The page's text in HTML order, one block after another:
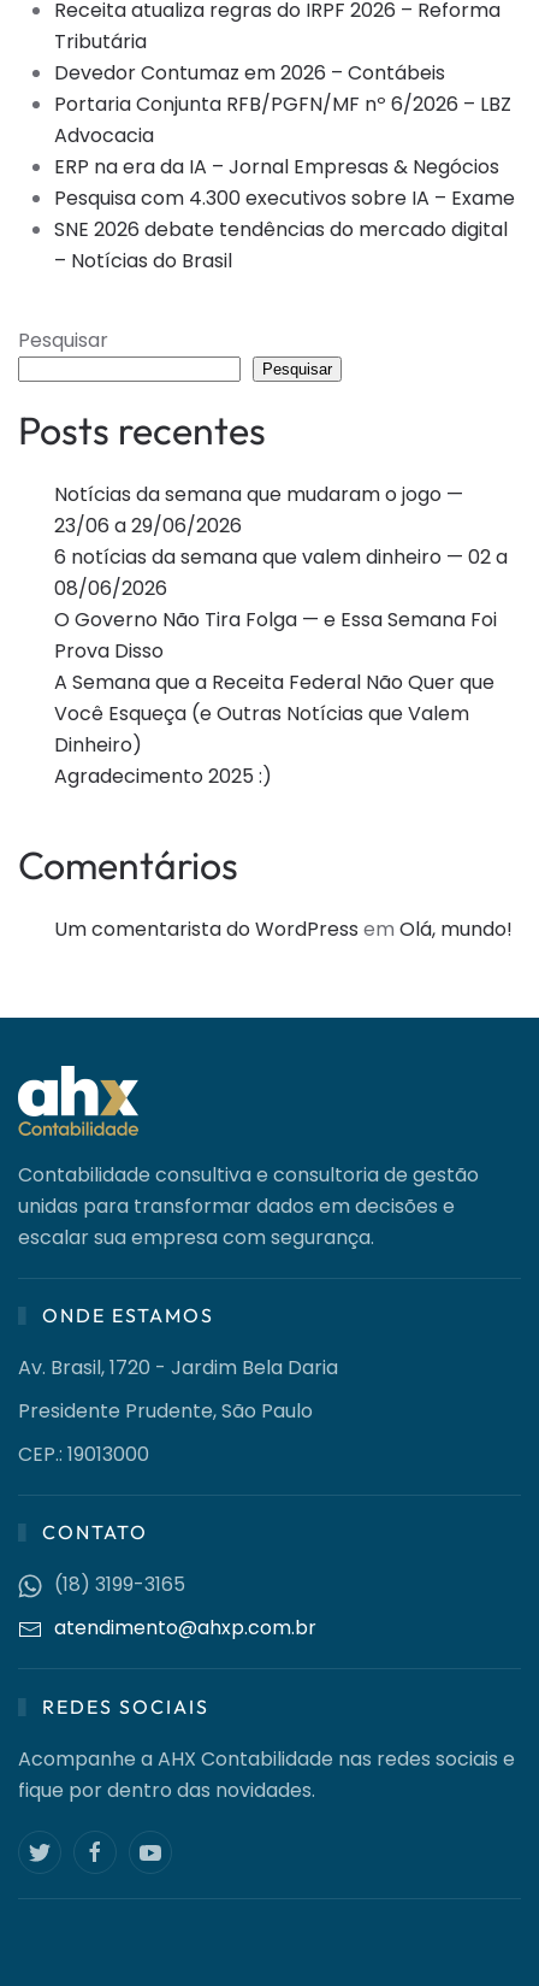
Receita atualiza regras do IRPF 2026 – Reforma
Tributária
Devedor Contumaz em 2026 – Contábeis
Portaria Conjunta RFB/PGFN/MF nº 6/2026 – LBZ
Advocacia
ERP na era da IA – Jornal Empresas & Negócios
Pesquisa com 4.300 executivos sobre IA – Exame
SNE 2026 debate tendências do mercado digital
– Notícias do Brasil
Pesquisar
Pesquisar
Posts recentes
Notícias da semana que mudaram o jogo —
23/06 a 29/06/2026
6 notícias da semana que valem dinheiro — 02 a
08/06/2026
O Governo Não Tira Folga — e Essa Semana Foi
Prova Disso
A Semana que a Receita Federal Não Quer que
Você Esqueça (e Outras Notícias que Valem
Dinheiro)
Agradecimento 2025 :)
Comentários
Um comentarista do WordPress em Olá, mundo!
Contabilidade consultiva e consultoria de gestão
unidas para transformar dados em decisões e
escalar sua empresa com segurança.
ONDE ESTAMOS
Av. Brasil, 1720 - Jardim Bela Daria
Presidente Prudente, São Paulo
CEP.: 19013000
CONTATO
(18) 3199-3165
atendimento@ahxp.com.br
REDES SOCIAIS
Acompanhe a AHX Contabilidade nas redes sociais e
fique por dentro das novidades.